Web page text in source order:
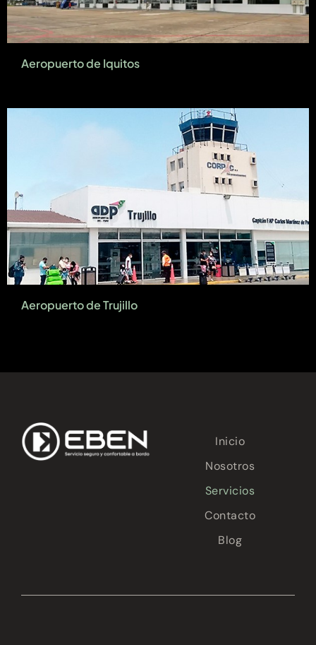
Aeropuerto de Iquitos
Aeropuerto de Trujillo
Inicio
Nosotros
Servicios
Contacto
Blog